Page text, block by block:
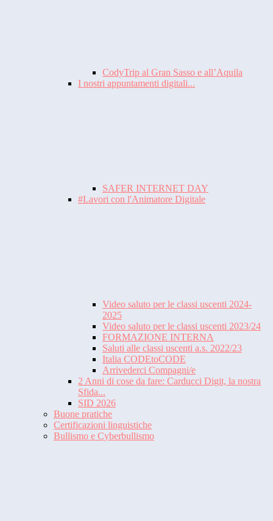
CodyTrip al Gran Sasso e all’Aquila
I nostri appuntamenti digitali...
SAFER INTERNET DAY
#Lavori con l'Animatore Digitale
Video saluto per le classi uscenti 2024-
2025
Video saluto per le classi uscenti 2023/24
FORMAZIONE INTERNA
Saluti alle classi uscenti a.s. 2022/23
Italia CODEtoCODE
Arrivederci Compagni/e
2 Anni di cose da fare: Carducci Digit, la nostra
Sfida...
SID 2026
Buone pratiche
Certificazioni linguistiche
Bullismo e Cyberbullismo